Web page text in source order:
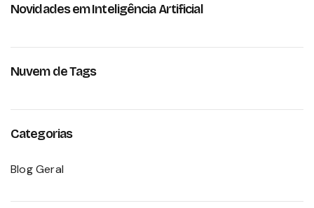
Novidades em Inteligência Artificial
Nuvem de Tags
Categorias
Blog Geral